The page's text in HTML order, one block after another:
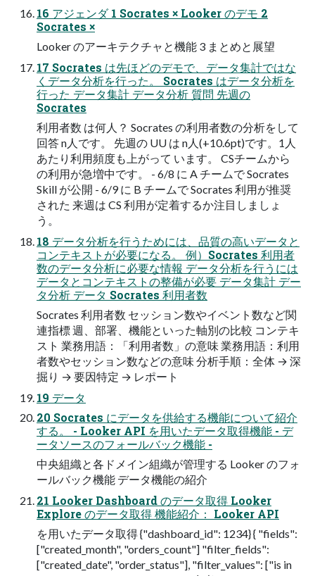
16 アジェンダ 1 Socrates × Looker のデモ 2
Socrates ×
Looker のアーキテクチャと機能 3 まとめと展望
17 Socrates は先ほどのデモで、データ集計ではな
くデータ分析を行った。 Socrates はデータ分析を
行った データ集計 データ分析 質問 先週の
Socrates
利用者数 は何人？ Socrates の利用者数の分析をして
回答 n人です。 先週の UU は n人(+10.6pt)です。1人
あたり利用頻度も上がって います。 CSチームから
の利用が急増中です。 - 6/8 に A チームで Socrates
Skill が公開 - 6/9 に B チームで Socrates 利用が推奨
された 来週は CS 利用が定着するか注目しましょ
う。
18 データ分析を行うためには、品質の高いデータと
コンテキストが必要になる。 例）Socrates 利用者
数のデータ分析に必要な情報 データ分析を行うには
データとコンテキストの整備が必要 データ集計 デー
タ分析 データ Socrates 利用者数
Socrates 利用者数 セッション数やイベント数など関
連指標 週、部署、機能といった軸別の比較 コンテキ
スト 業務用語：「利用者数」の意味 業務用語：利用
者数やセッション数などの意味 分析手順：全体 → 深
掘り → 要因特定 → レポート
19 データ
20 Socrates にデータを供給する機能について紹介
する。 - Looker API を用いたデータ取得機能 - デ
ータソースのフォールバック機能 -
中央組織と各ドメイン組織が管理する Looker のフォ
ールバック機能 データ機能の紹介
21 Looker Dashboard のデータ取得 Looker
Explore のデータ取得 機能紹介： Looker API
を用いたデータ取得 {"dashboard_id": 1234} { "fields":
["created_month", "orders_count"] "filter_fields":
["created_date", "order_status"], "filter_values": ["is in